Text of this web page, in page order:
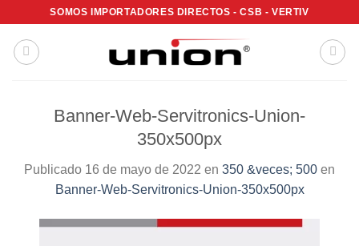
contenido
SOMOS IMPORTADORES DIRECTOS - CSB - VERTIV
Banner-Web-Servitronics-Union-
350x500px
Publicado 16 de mayo de 2022 en 350 &veces; 500 en
Banner-Web-Servitronics-Union-350x500px